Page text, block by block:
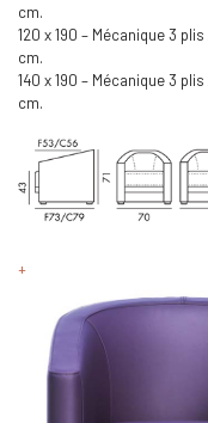
cm.
120 x 190 – Mécanique 3
cm.
140 x 190 – Mécanique 3
cm.
+